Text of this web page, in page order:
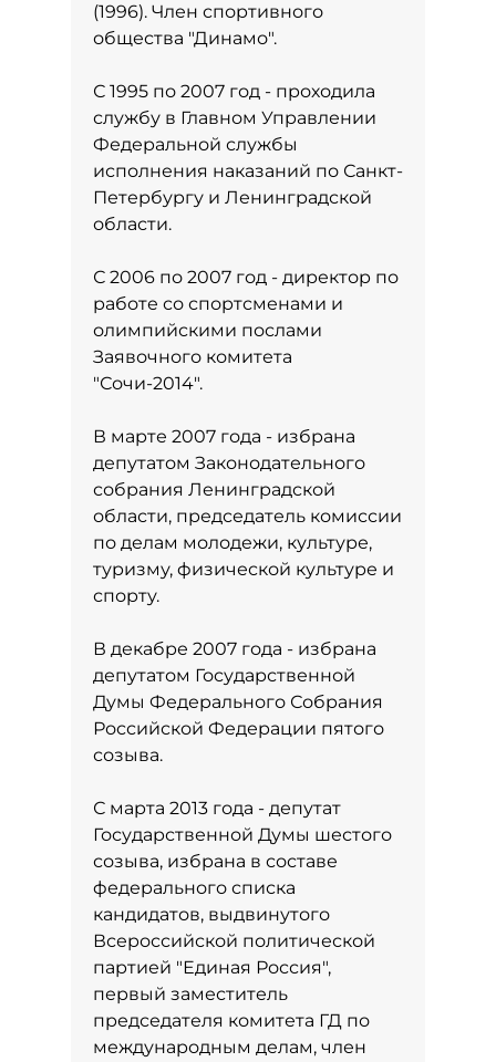
(1996). Член спортивного
общества "Динамо".
С 1995 по 2007 год - проходила
службу в Главном Управлении
Федеральной службы
исполнения наказаний по Санкт-
Петербургу и Ленинградской
области.
С 2006 по 2007 год - директор по
работе со спортсменами и
олимпийскими послами
Заявочного комитета
"Сочи-2014".
В марте 2007 года - избрана
депутатом Законодательного
собрания Ленинградской
области, председатель комиссии
по делам молодежи, культуре,
туризму, физической культуре и
спорту.
В декабре 2007 года - избрана
депутатом Государственной
Думы Федерального Собрания
Российской Федерации пятого
созыва.
С марта 2013 года - депутат
Государственной Думы шестого
созыва, избрана в составе
федерального списка
кандидатов, выдвинутого
Всероссийской политической
партией "Единая Россия",
первый заместитель
председателя комитета ГД по
международным делам, член